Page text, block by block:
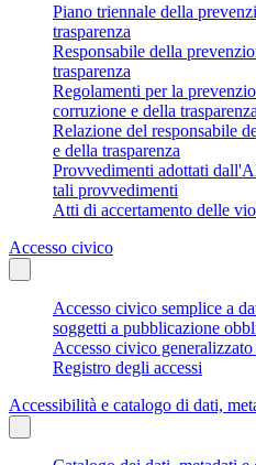
Piano triennale della
trasparenza
Responsabile della
trasparenza
Regolamenti per la
corruzione e della trasparenza
Relazione del responsabile
e della trasparenza
Provvedimenti adottati
tali provvedimenti
Atti di accertamento delle
Accesso civico
Accesso civico semplice a
soggetti a pubblicazione
Accesso civico
Registro degli accessi
Accessibilità e catalogo di dati,